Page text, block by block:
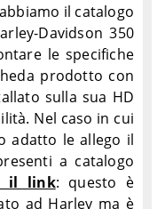
il catalogo
Davidson 350
le specifiche
prodotto con
sulla sua HD
Nel caso in cui
adatto le allego il
a catalogo
il link: questo è
ad Harley ma è